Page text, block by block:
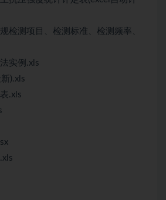
检测项目、检测标准、检测频率、
实例.xls
).xls
.xls